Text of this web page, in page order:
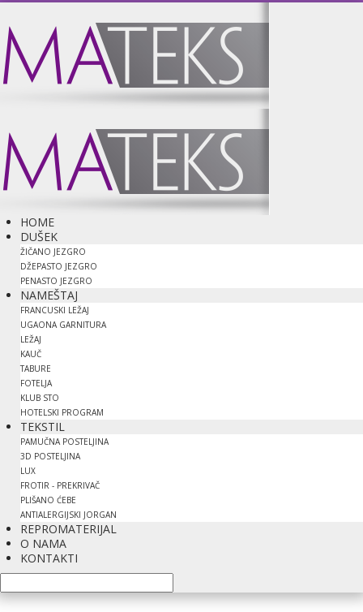
HOME
DUŠEK
ŽIČANO JEZGRO
DŽEPASTO JEZGRO
PENASTO JEZGRO
NAMEŠTAJ
FRANCUSKI LEŽAJ
UGAONA GARNITURA
LEŽAJ
KAUČ
TABURE
FOTELJA
KLUB STO
HOTELSKI PROGRAM
TEKSTIL
PAMUČNA POSTELJINA
3D POSTELJINA
LUX
FROTIR - PREKRIVAČ
PLIŠANO ĆEBE
ANTIALERGIJSKI JORGAN
REPROMATERIJAL
O NAMA
KONTAKTI